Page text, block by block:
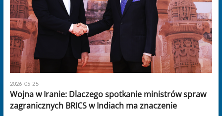
2026-05-25
Wojna w Iranie: Dlaczego spotkanie ministrów spraw
zagranicznych BRICS w Indiach ma znaczenie